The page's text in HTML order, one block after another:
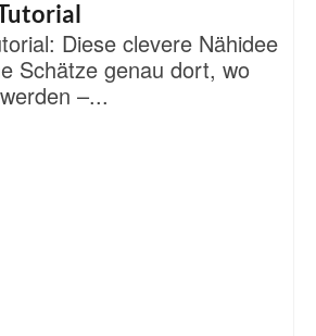
Diese clevere Nähidee
Schätze genau dort, wo
–...